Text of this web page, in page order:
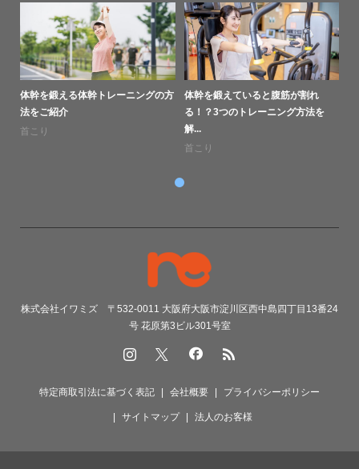
体幹を鍛える体幹トレーニングの方
法をご紹介
首こり
体幹を鍛えていると腹筋が割れ
る！？3つのトレーニング方法を
解...
首こり
株式会社イワミズ 〒532-0011 大阪府大阪市淀川区西中島四丁目13番24
号 花原第3ビル301号室
特定商取引法に基づく表記 会社概要 プライバシーポリシー
サイトマップ 法人のお客様